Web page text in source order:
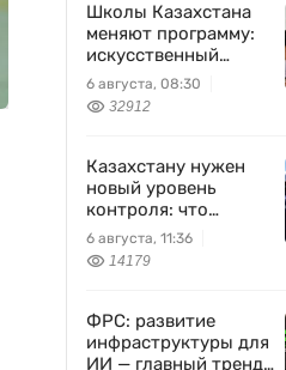
Школы Казахстана
меняют программу:
искусственный
интеллект станет
частью уроков с 1
класса
6 августа, 08:30
32912
Казахстану нужен
новый уровень
контроля: что
предлагают ученые
на фоне развития
атомной энергетики
6 августа, 11:36
14179
ФРС: развитие
инфраструктуры для
ИИ — главный тренд